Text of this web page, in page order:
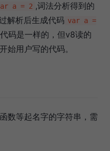
a = 2 ,词法分析得到的
解析后生成代码 var a =
码是一样的，但v8读的
始用户写的代码。
数等起名字的字符串，需